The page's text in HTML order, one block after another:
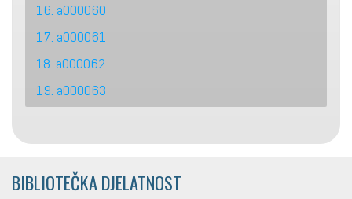
16. a000060
17. a000061
18. a000062
19. a000063
BIBLIOTEČKA DJELATNOST